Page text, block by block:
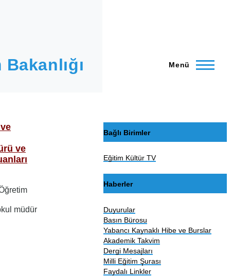
Menü
ve
müdür
Bağlı Birimler
Eğitim Kültür TV
Haberler
Duyurular
Basın Bürosu
Yabancı Kaynaklı Hibe ve Burslar
Akademik Takvim
Dergi Mesajları
Milli Eğitim Şurası
Faydalı Linkler